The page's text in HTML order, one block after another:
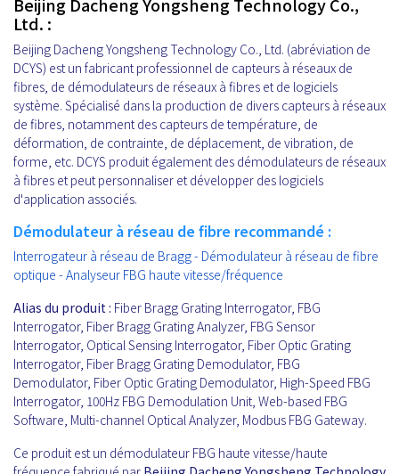
Ltd. :
Beijing Dacheng Yongsheng Technology Co., Ltd. (abréviation de
DCYS) est un fabricant professionnel de capteurs à réseaux de
fibres, de démodulateurs de réseaux à fibres et de logiciels
système. Spécialisé dans la production de divers capteurs à réseaux
de fibres, notamment des capteurs de température, de
déformation, de contrainte, de déplacement, de vibration, de
forme, etc. DCYS produit également des démodulateurs de réseaux
à fibres et peut personnaliser et développer des logiciels
d'application associés.
Démodulateur à réseau de fibre recommandé :
Interrogateur à réseau de Bragg - Démodulateur à réseau de fibre
optique - Analyseur FBG haute vitesse/fréquence
Alias du produit : Fiber Bragg Grating Interrogator, FBG
Interrogator, Fiber Bragg Grating Analyzer, FBG Sensor
Interrogator, Optical Sensing Interrogator, Fiber Optic Grating
Interrogator, Fiber Bragg Grating Demodulator, FBG
Demodulator, Fiber Optic Grating Demodulator, High-Speed FBG
Interrogator, 100Hz FBG Demodulation Unit, Web-based FBG
Software, Multi-channel Optical Analyzer, Modbus FBG Gateway.
Ce produit est un démodulateur FBG haute vitesse/haute